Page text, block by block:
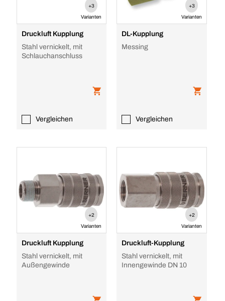
+3
Varianten
Druckluft Kupplung
Stahl vernickelt, mit
Schlauchanschluss
Vergleichen
+3
Varianten
DL-Kupplung
Messing
Vergleichen
+2
Varianten
Druckluft Kupplung
Stahl vernickelt, mit
Außengewinde
+2
Varianten
Druckluft-Kupplung
Stahl vernickelt, mit
Innengewinde DN 10